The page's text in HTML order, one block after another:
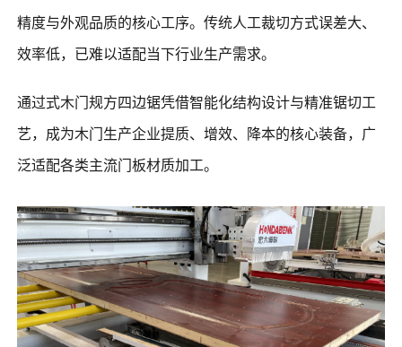
精度与外观品质的核心工序。传统人工裁切方式误差大、
效率低，已难以适配当下行业生产需求。
通过式木门规方四边锯凭借智能化结构设计与精准锯切工
艺，成为木门生产企业提质、增效、降本的核心装备，广
泛适配各类主流门板材质加工。